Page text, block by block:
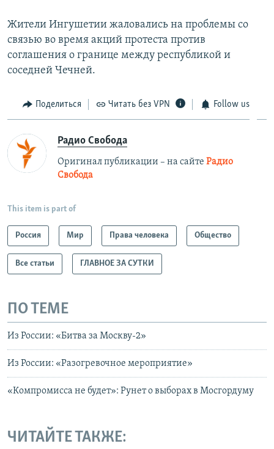
Жители Ингушетии жаловались на проблемы со
связью во время акций протеста против
соглашения о границе между республикой и
соседней Чечней.
Поделиться Читать без VPN Follow us
Радио Свобода
Оригинал публикации – на сайте Радио
Свобода
This item is part of
Россия Мир Права человека Общество
Все статьи ГЛАВНОЕ ЗА СУТКИ
ПО ТЕМЕ
Из России: «Битва за Москву-2»
Из России: «Разогревочное мероприятие»
«Компромисса не будет»: Рунет о выборах в Мосгордуму
ЧИТАЙТЕ ТАКЖЕ: